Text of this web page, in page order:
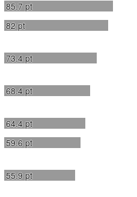
85.7 pt
82 pt
73.4 pt
68.4 pt
64.4 pt
59.6 pt
55.9 pt